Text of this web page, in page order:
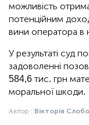
можливість
потенційним
вини оператора в
У результаті суд
задоволенні
584,6 тис. грн
моральної шкоди.
Автор : Вікторія